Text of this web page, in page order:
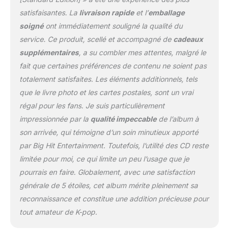
satisfaisantes. La livraison rapideet l’emballage
soignéont immédiatement souligné la qualité du
service. Ce produit, scellé et accompagné de cadeaux
supplémentaires, a su combler mes attentes, malgré le
fait que certaines préférences de contenu ne soient pas
totalement satisfaites. Les éléments additionnels, tels
que le livre photo et les cartes postales, sont un vrai
régal pour les fans. Je suis particulièrement
impressionnée par la qualité impeccablede l’album à
son arrivée, qui témoigne d’un soin minutieux apporté
par Big Hit Entertainment. Toutefois, l’utilité des CD reste
limitée pour moi, ce qui limite un peu l’usage que je
pourrais en faire. Globalement, avec une satisfaction
générale de 5 étoiles, cet album mérite pleinement sa
reconnaissance et constitue une addition précieuse pour
tout amateur de K-pop.